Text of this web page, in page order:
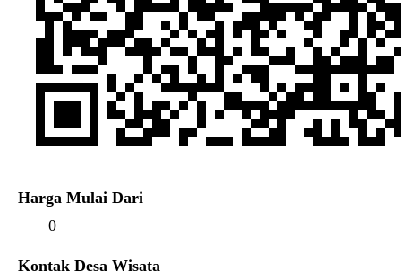
Harga Mulai Dari
0
Kontak Desa Wisata